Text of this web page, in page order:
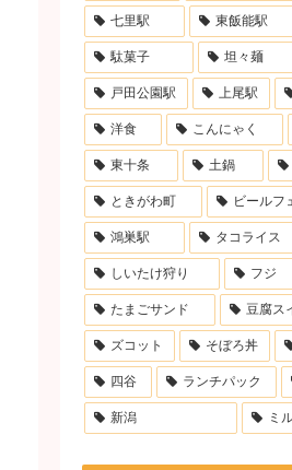
七里駅 東飯能駅
駄菓子 坦々麺
戸田公園駅 上尾駅
洋食 こんにゃく
東十条 土鍋
ときがわ町 ビールフ
鴻巣駅 タコライス
しいたけ狩り フジ
たまごサンド 豆腐ス
ズコット そぼろ丼
四谷 ランチパック
新潟 ミ